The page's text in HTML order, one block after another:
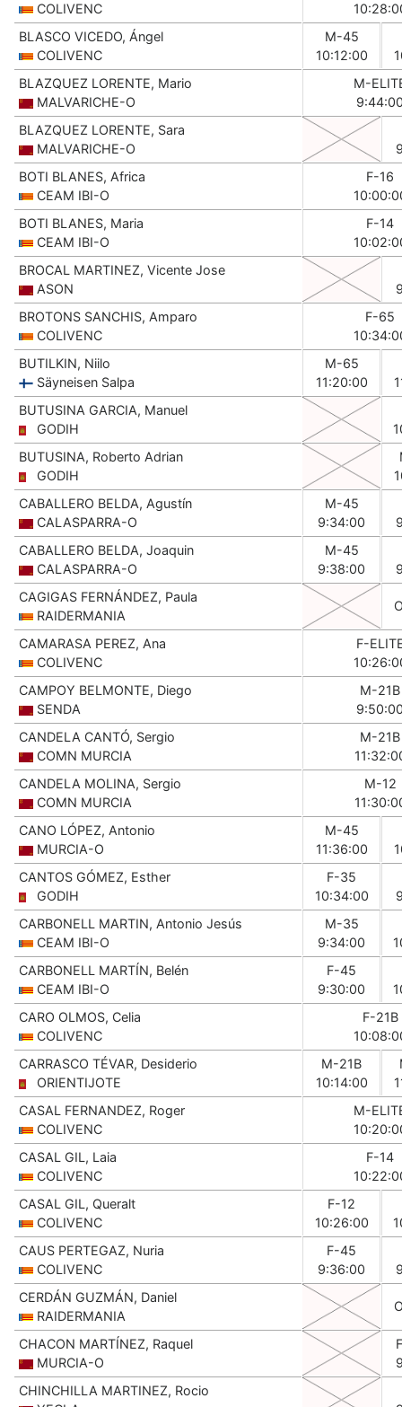
COLIVENC
BLASCO VICEDO, Ángel
COLIVENC
M-45
10:12:00
BLAZQUEZ LORENTE, Mario
MALVARICHE-O
M-
BLAZQUEZ LORENTE, Sara
MALVARICHE-O
BOTI BLANES, Africa
CEAM IBI-O
F-16
BOTI BLANES, Maria
CEAM IBI-O
F-14
BROCAL MARTINEZ, Vicente Jose
ASON
BROTONS SANCHIS, Amparo
COLIVENC
F-65
BUTILKIN, Niilo
Säyneisen Salpa
M-65
11:20:00
BUTUSINA GARCIA, Manuel
GODIH
BUTUSINA, Roberto Adrian
GODIH
CABALLERO BELDA, Agustín
CALASPARRA-O
M-45
9:34:00
CABALLERO BELDA, Joaquin
CALASPARRA-O
M-45
9:38:00
CAGIGAS FERNÁNDEZ, Paula
RAIDERMANIA
CAMARASA PEREZ, Ana
COLIVENC
F-
CAMPOY BELMONTE, Diego
SENDA
M-21B
CANDELA CANTÓ, Sergio
COMN MURCIA
M-21B
CANDELA MOLINA, Sergio
COMN MURCIA
M-12
CANO LÓPEZ, Antonio
MURCIA-O
M-45
11:36:00
CANTOS GÓMEZ, Esther
GODIH
F-35
10:34:00
CARBONELL MARTIN, Antonio Jesús
CEAM IBI-O
M-35
9:34:00
CARBONELL MARTÍN, Belén
CEAM IBI-O
F-45
9:30:00
CARO OLMOS, Celia
COLIVENC
F-21B
CARRASCO TÉVAR, Desiderio
ORIENTIJOTE
M-21B
10:14:00
CASAL FERNANDEZ, Roger
COLIVENC
M-
CASAL GIL, Laia
COLIVENC
F-14
CASAL GIL, Queralt
COLIVENC
F-12
10:26:00
CAUS PERTEGAZ, Nuria
COLIVENC
F-45
9:36:00
CERDÁN GUZMÁN, Daniel
RAIDERMANIA
CHACON MARTÍNEZ, Raquel
MURCIA-O
CHINCHILLA MARTINEZ, Rocio